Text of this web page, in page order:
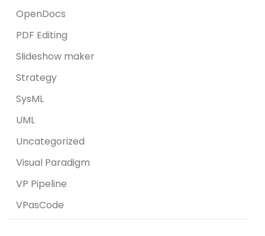
OpenDocs
PDF Editing
Slideshow maker
Strategy
SysML
UML
Uncategorized
Visual Paradigm
VP Pipeline
VPasCode